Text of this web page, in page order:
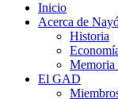
Inicio
Acerca de
Historia
Memoria
El GAD